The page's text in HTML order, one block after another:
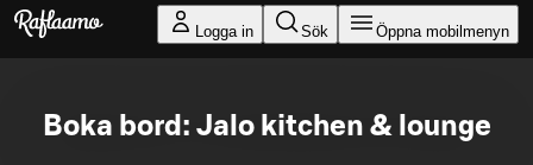
Gå till huvudinnehållet
Logga in Sök Öppna mobilmenyn
Boka bord: Jalo kitchen & lounge